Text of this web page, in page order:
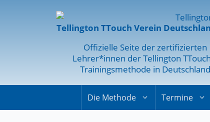
Tellington TTouch Verein
Offizielle Seite der zertifizierten
Lehrer*innen der Tellington
Trainingsmethode in Deutschland
Die Methode Termine